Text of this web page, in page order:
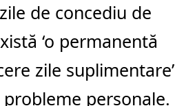
de concediu de
‘o permanentă
zile suplimentare’
personale.